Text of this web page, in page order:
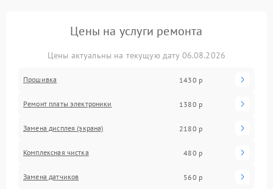
Цены на услуги ремонта
Цены актуальны на текущую дату 06.08.2026
Прошивка 1430 р
Ремонт платы электроники 1380 р
Замена дисплея (экрана) 2180 р
Комплексная чистка 480 р
Замена датчиков 560 р